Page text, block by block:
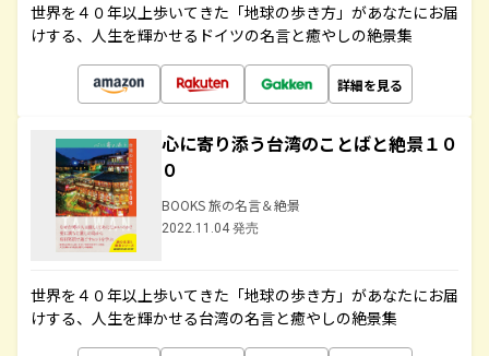
世界を４０年以上歩いてきた「地球の歩き方」があなたにお届
けする、人生を輝かせるドイツの名言と癒やしの絶景集
詳細を見る
心に寄り添う台湾のことばと絶景１０
０
BOOKS 旅の名言＆絶景
2022.11.04 発売
世界を４０年以上歩いてきた「地球の歩き方」があなたにお届
けする、人生を輝かせる台湾の名言と癒やしの絶景集